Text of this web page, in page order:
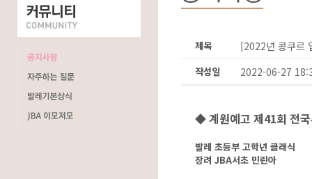
제목 [2022년 콩쿠르
작성일 2022-06-27
◆ 계원예고 제41회 전
발레 초등부 고학년 클래식
장려 JBA서초 민린아